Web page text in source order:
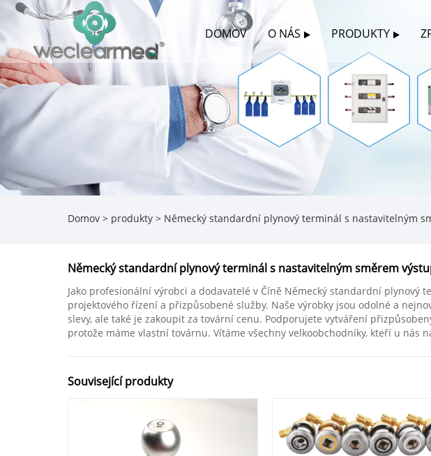
DOMOV O NÁS PRODUKTY
Domov > produkty > Německý standardní plynový terminál s nastavitelným
Německý standardní plynový terminál s nastavitelným směrem
Jako profesionální výrobci a dodavatelé v Číně Německý standardní
projektového řízení a přizpůsobené služby. Naše výrobky jsou odolné a
slevy, ale také je zakoupit za tovární cenu. Podporujete vytváření
protože máme vlastní továrnu. Vítáme všechny velkoobchodníky, kteří u
Související produkty